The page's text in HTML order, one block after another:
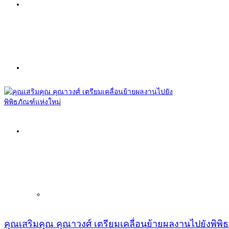
คุณเสริมคุณ คุณาวงศ์ เตรียมเคลื่อนย้ายผลงานไปยังพิ